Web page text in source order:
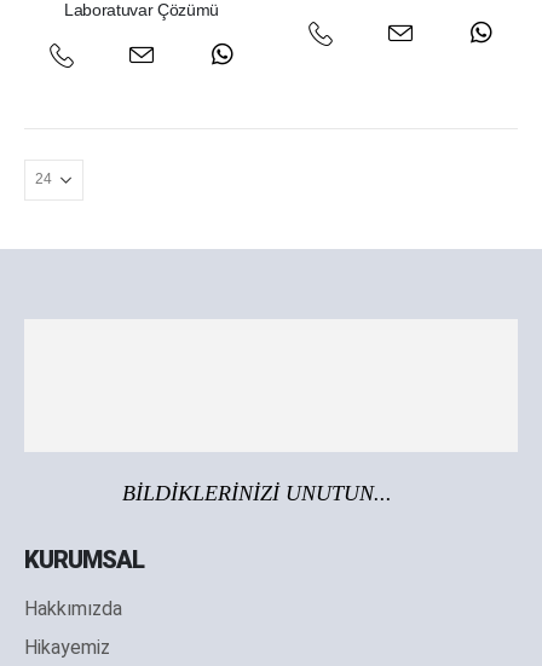
Laboratuvar Çözümü
BİLDİKLERİNİZİ UNUTUN...
KURUMSAL
Hakkımızda
Hikayemiz